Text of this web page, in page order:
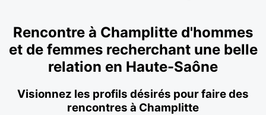
Rencontre à Champlitte d'hommes
et de femmes recherchant une belle
relation en Haute-Saône
Visionnez les profils désirés pour faire des
rencontres à Champlitte